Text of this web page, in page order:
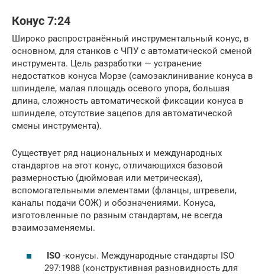
Конус 7:24
Широко распространённый инструментальный конус, в
основном, для станков с ЧПУ с автоматической сменой
инструмента. Цель разработки — устранение
недостатков конуса Морзе (самозаклинивание конуса в
шпинделе, малая площадь осевого упора, большая
длина, сложность автоматической фиксации конуса в
шпинделе, отсутствие зацепов для автоматической
смены инструмента).
Существует ряд национальных и международных
стандартов на этот конус, отличающихся базовой
размерностью (дюймовая или метрическая),
вспомогательными элементами (фланцы, штревели,
каналы подачи СОЖ) и обозначениями. Конуса,
изготовленные по разным стандартам, не всегда
взаимозаменяемы.
ISO -конусы. Международные стандарты ISO
297:1988 (конструктивная разновидность для